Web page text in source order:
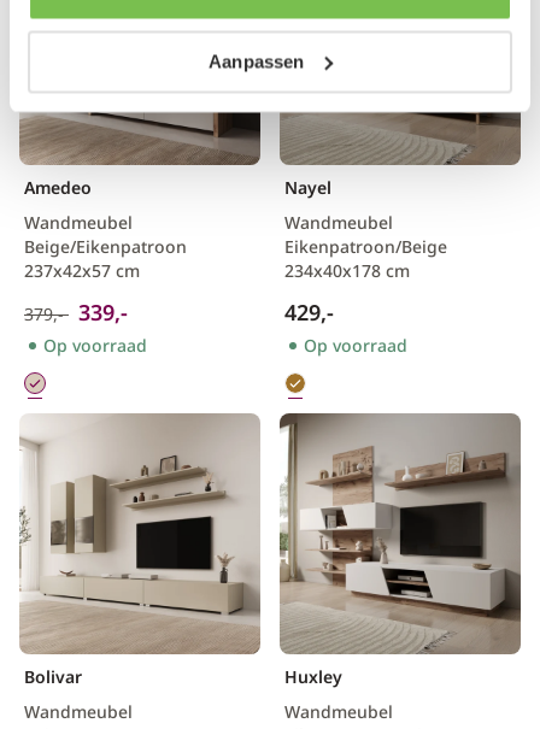
Aanpassen
Amedeo
Wandmeubel
Beige/Eikenpatroon
237x42x57 cm
379,- 339,-
Op voorraad
Nayel
Wandmeubel
Eikenpatroon/Beige
234x40x178 cm
429,-
Op voorraad
Bolivar
Wandmeubel
Huxley
Wandmeubel